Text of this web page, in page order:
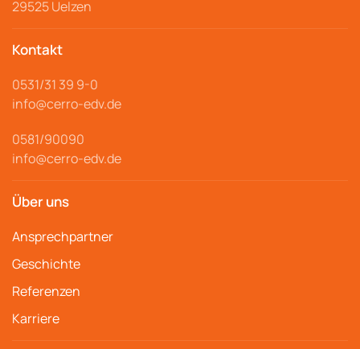
29525 Uelzen
Kontakt
0531/31 39 9-0
info@cerro-edv.de
0581/90090
info@cerro-edv.de
Über uns
Ansprechpartner
Geschichte
Referenzen
Karriere